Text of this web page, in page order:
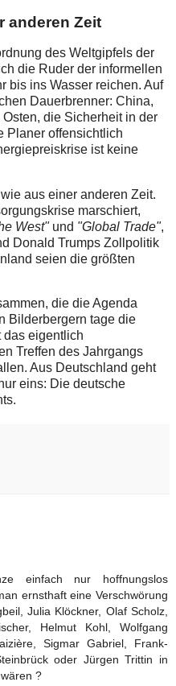
anderen Zeit
des Weltgipfels der
die Ruder der informellen
bis ins Wasser reichen. Auf
Dauerbrenner: China,
die Sicherheit in der
Planer offensichtlich
ist keine
aus einer anderen Zeit.
marschiert,
West" und "Global Trade",
Donald Trumps Zollpolitik
seien die größten
die die Agenda
Bilderbergern tage die
das eigentlich
Treffen des Jahrgangs
Aus Deutschland geht
eins: Die deutsche
einfach nur hoffnungslos
ernsthaft eine Verschwörung
Julia Klöckner, Olaf Scholz,
Helmut Kohl, Wolfgang
Sigmar Gabriel, Frank-
oder Jürgen Trittin in
?